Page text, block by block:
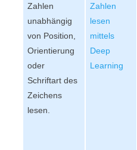
Zahlen
unabhängig
von Position,
Orientierung
oder
Schriftart des
Zeichens
lesen.
Zahlen
lesen
mittels
Deep
Learning